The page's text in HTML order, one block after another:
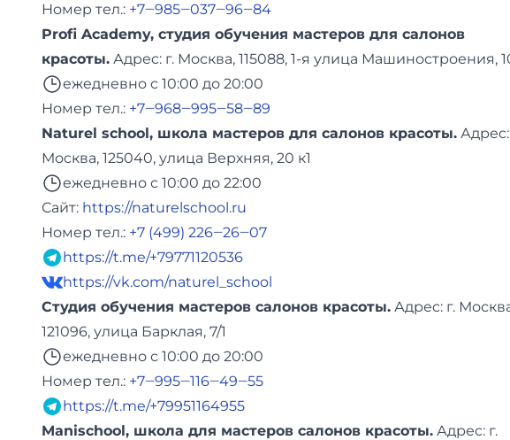
Номер тел.: +7‒985‒037‒96‒84
Profi Academy, студия обучения мастеров для салонов
красоты. Адреc: г. Москва, 115088, 1-я улица Машиностроения,
ежедневно с 10:00 до 20:00
Номер тел.: +7‒968‒995‒58‒89
Naturel school, школа мастеров для салонов красоты. Адреc:
Москва, 125040, улица Верхняя, 20 к1
ежедневно с 10:00 до 22:00
Сайт: https://naturelschool.ru
Номер тел.: +7 (499) 226‒26‒07
https://t.me/+79771120536
https://vk.com/naturel_school
Студия обучения мастеров салонов красоты. Адреc: г.
121096, улица Барклая, 7/1
ежедневно с 10:00 до 20:00
Номер тел.: +7‒995‒116‒49‒55
https://t.me/+79951164955
Manischool, школа для мастеров салонов красоты. Адреc: г.